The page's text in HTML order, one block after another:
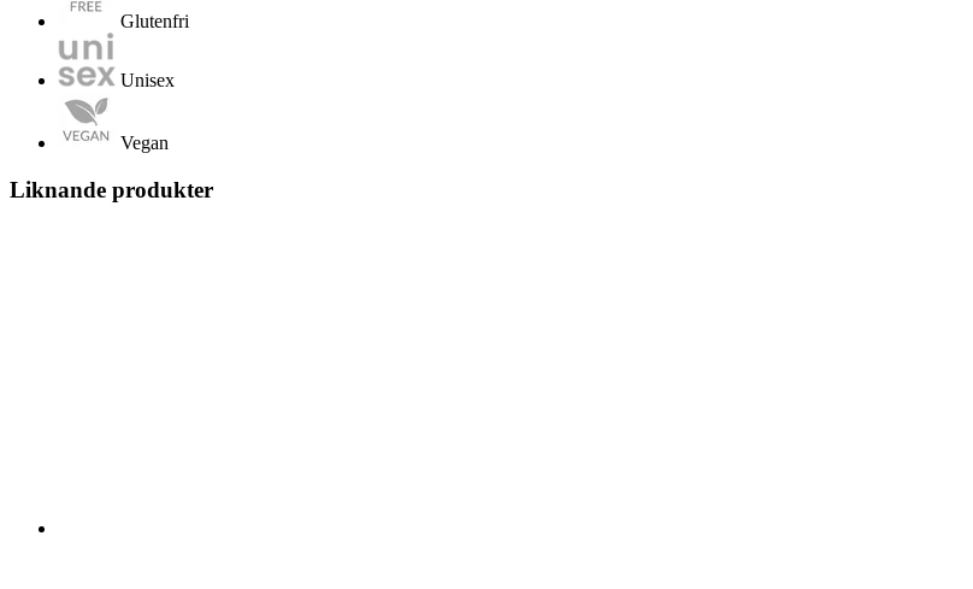
Glutenfri
Unisex
Vegan
Liknande produkter